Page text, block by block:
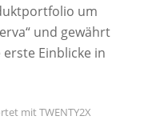
um
und gewährt
Einblicke in
mitTWENTY2X